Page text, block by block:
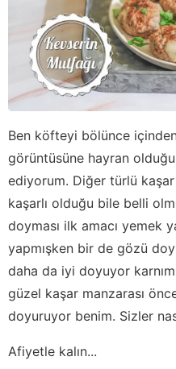
Ben köfteyi bölünce
görüntüsüne hayran
ediyorum. Diğer türlü
kaşarlı olduğu bile belli
doyması ilk amacı yemek
yapmışken bir de gözü
daha da iyi doyuyor
güzel kaşar manzarası
doyuruyor benim. Sizler
Afiyetle kalın...